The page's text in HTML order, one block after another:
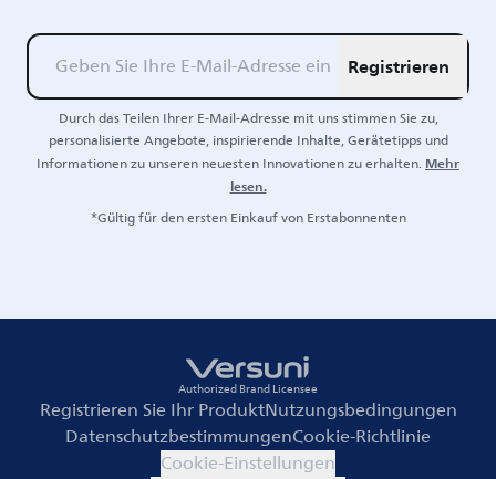
Registrieren
Durch das Teilen Ihrer E-Mail-Adresse mit uns stimmen Sie zu,
personalisierte Angebote, inspirierende Inhalte, Gerätetipps und
Informationen zu unseren neuesten Innovationen zu erhalten.Mehr
lesen.
*Gültig für den ersten Einkauf von Erstabonnenten
Authorized Brand Licensee
Registrieren Sie Ihr ProduktNutzungsbedingungen
DatenschutzbestimmungenCookie-Richtlinie
Cookie-Einstellungen